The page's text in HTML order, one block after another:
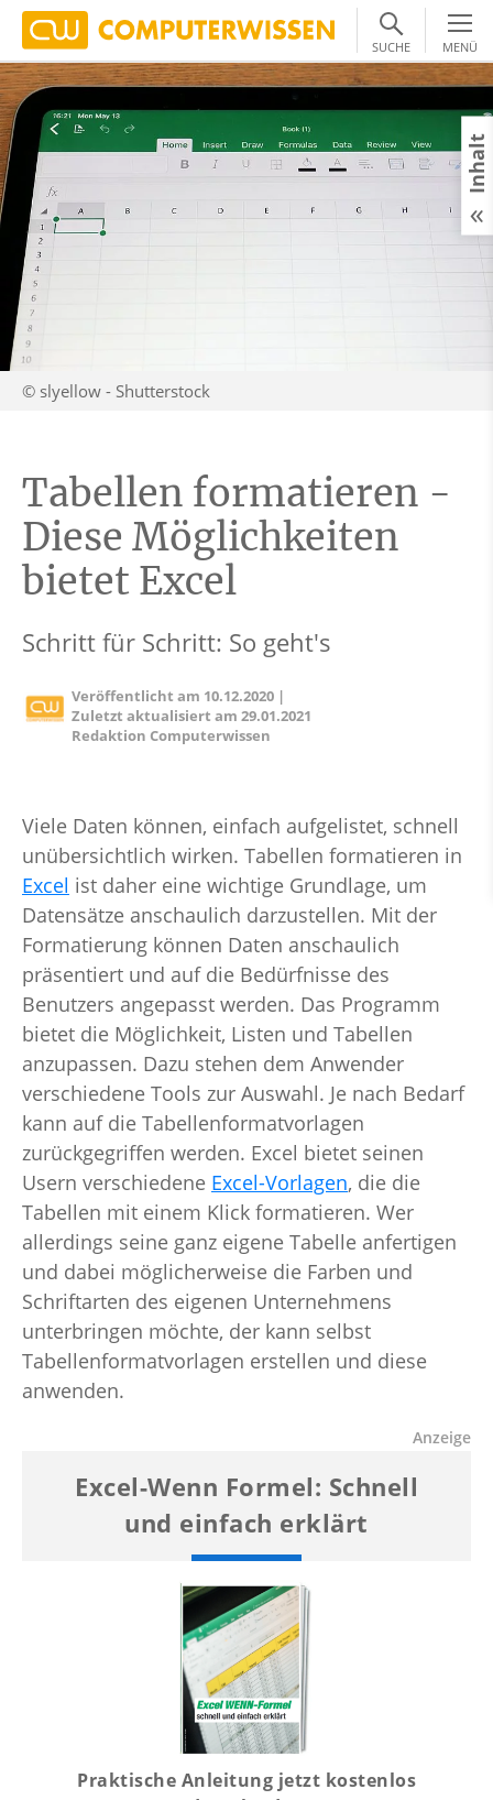
SUCHE MENÜ
© slyellow - Shutterstock
Tabellen formatieren -
Diese Möglichkeiten
bietet Excel
Schritt für Schritt: So geht's
Veröffentlicht am 10.12.2020 |
Zuletzt aktualisiert am29.01.2021
Redaktion Computerwissen
Viele Daten können, einfach aufgelistet, schnell
unübersichtlich wirken. Tabellen formatieren in
Excel ist daher eine wichtige Grundlage, um
Datensätze anschaulich darzustellen. Mit der
Formatierung können Daten anschaulich
präsentiert und auf die Bedürfnisse des
Benutzers angepasst werden. Das Programm
bietet die Möglichkeit, Listen und Tabellen
anzupassen. Dazu stehen dem Anwender
verschiedene Tools zur Auswahl. Je nach Bedarf
kann auf die Tabellenformatvorlagen
zurückgegriffen werden. Excel bietet seinen
Usern verschiedene Excel-Vorlagen, die die
Tabellen mit einem Klick formatieren. Wer
allerdings seine ganz eigene Tabelle anfertigen
und dabei möglicherweise die Farben und
Schriftarten des eigenen Unternehmens
unterbringen möchte, der kann selbst
Tabellenformatvorlagen erstellen und diese
anwenden.
Inhalt